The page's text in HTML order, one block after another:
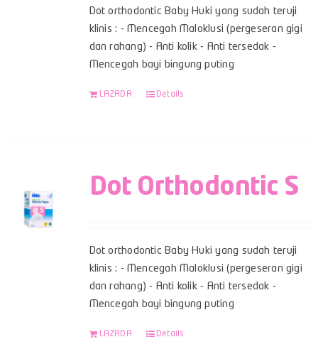
Dot orthodontic Baby Huki yang sudah teruji
klinis : - Mencegah Maloklusi (pergeseran gigi
dan rahang) - Anti kolik - Anti tersedak -
Mencegah bayi bingung puting
LAZADA Details
Dot Orthodontic S
Dot orthodontic Baby Huki yang sudah teruji
klinis : - Mencegah Maloklusi (pergeseran gigi
dan rahang) - Anti kolik - Anti tersedak -
Mencegah bayi bingung puting
LAZADA Details